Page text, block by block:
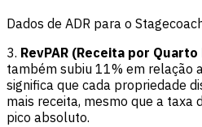
Dados de ADR para o
3. RevPAR (Receita por
também subiu 11% em relação
significa que cada propriedade
mais receita, mesmo que a taxa
pico absoluto.